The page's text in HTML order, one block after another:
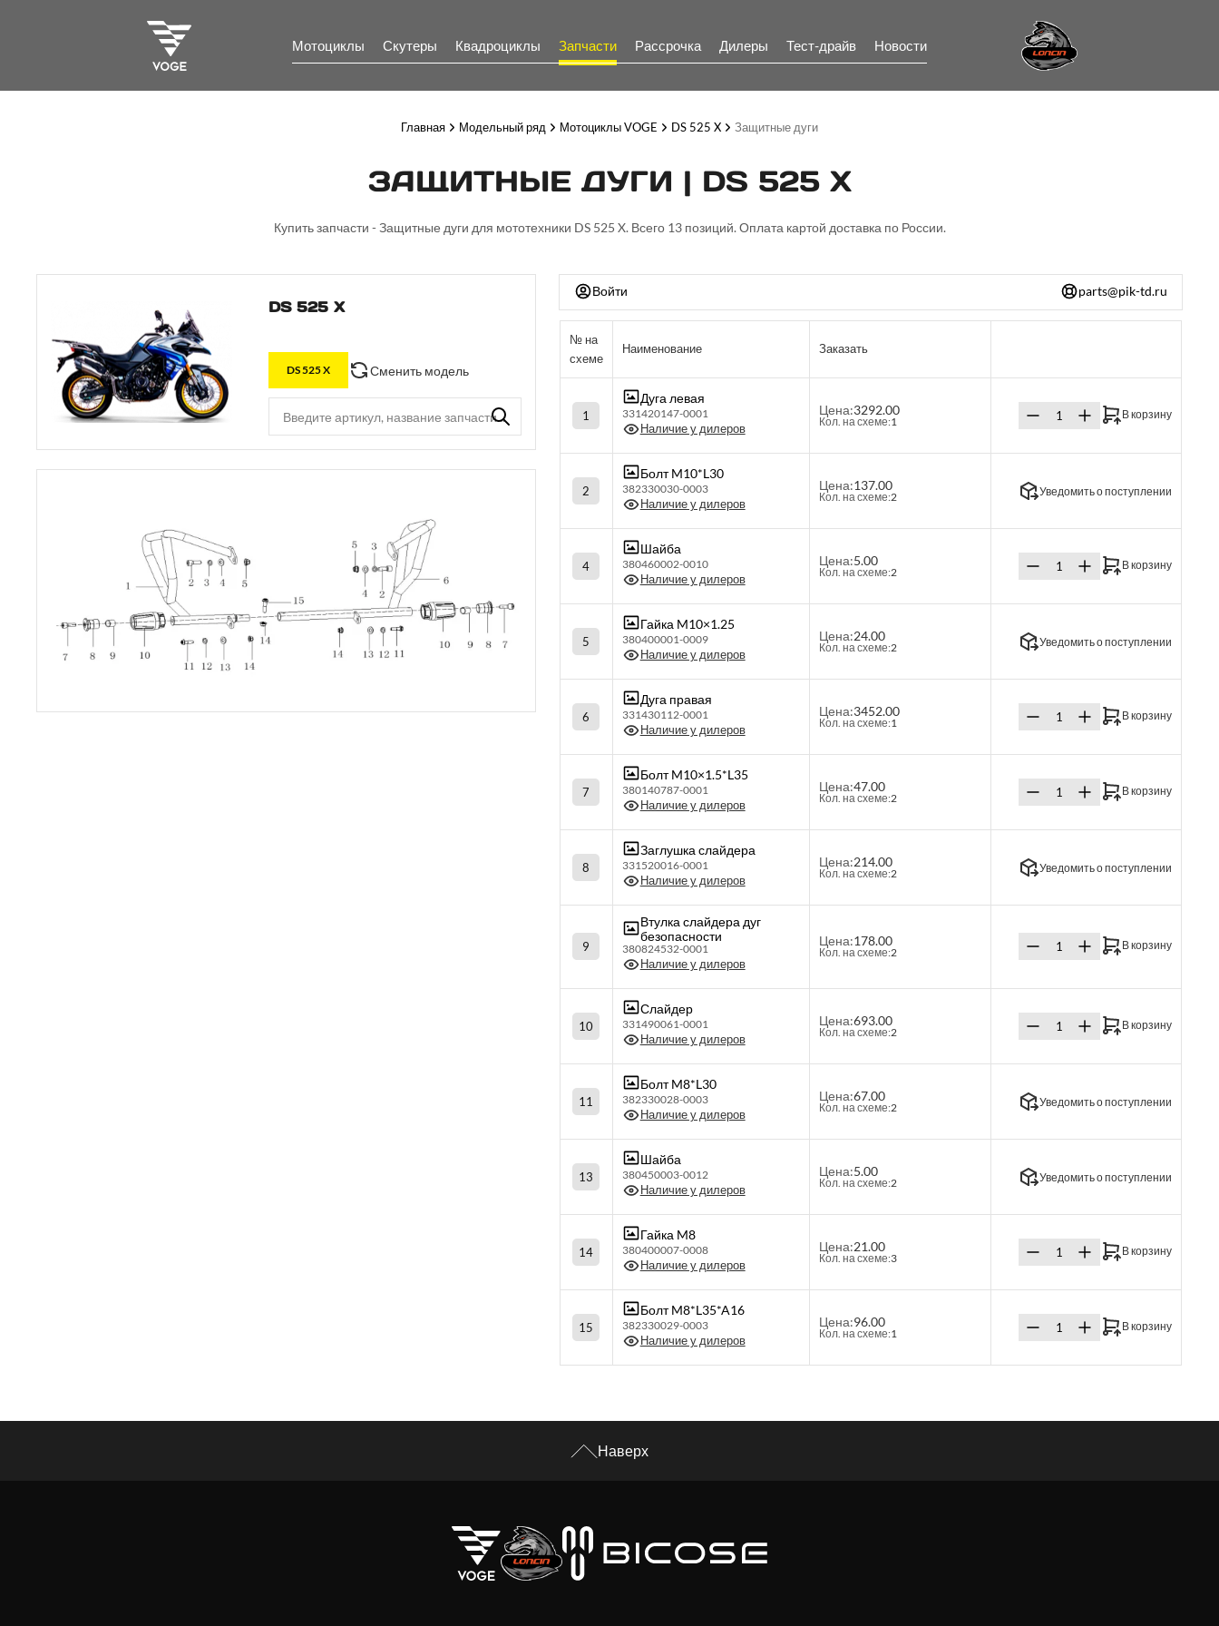
Мотоциклы Скутеры Квадроциклы Запчасти Рассрочка Дилеры Тест-драйв Новости
Главная Модельный ряд Мотоциклы VOGE DS 525 X Защитные дуги
ЗАЩИТНЫЕ ДУГИ | DS 525 X
Купить запчасти - Защитные дуги для мототехники DS 525 X. Всего 13 позиций. Оплата картой доставка по России.
DS 525 X
DS 525 X Сменить модель
Войти parts@pik-td.ru
№ на
схеме
Наименование Заказать
1
Дуга левая
331420147-0001
Наличие у дилеров
Цена:3292.00
Кол. на схеме:1
В корзину
2
Болт M10*L30
382330030-0003
Наличие у дилеров
Цена:137.00
Кол. на схеме:2 Уведомить о поступлении
4
Шайба
380460002-0010
Наличие у дилеров
Цена:5.00
Кол. на схеме:2
В корзину
5
Гайка M10×1.25
380400001-0009
Наличие у дилеров
Цена:24.00
Кол. на схеме:2 Уведомить о поступлении
6
Дуга правая
331430112-0001
Наличие у дилеров
Цена:3452.00
Кол. на схеме:1
В корзину
7
Болт M10×1.5*L35
380140787-0001
Наличие у дилеров
Цена:47.00
Кол. на схеме:2
В корзину
8
Заглушка слайдера
331520016-0001
Наличие у дилеров
Цена:214.00
Кол. на схеме:2 Уведомить о поступлении
9
Втулка слайдера дуг
безопасности
380824532-0001
Наличие у дилеров
Цена:178.00
Кол. на схеме:2
В корзину
10
Слайдер
331490061-0001
Наличие у дилеров
Цена:693.00
Кол. на схеме:2
В корзину
11
Болт M8*L30
382330028-0003
Наличие у дилеров
Цена:67.00
Кол. на схеме:2 Уведомить о поступлении
13
Шайба
380450003-0012
Наличие у дилеров
Цена:5.00
Кол. на схеме:2 Уведомить о поступлении
14
Гайка M8
380400007-0008
Наличие у дилеров
Цена:21.00
Кол. на схеме:3
В корзину
15
Болт M8*L35*A16
382330029-0003
Наличие у дилеров
Цена:96.00
Кол. на схеме:1
В корзину
Наверх